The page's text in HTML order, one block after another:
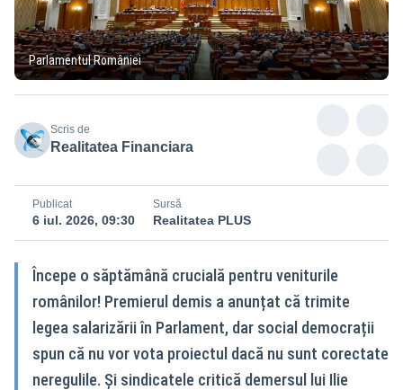
Parlamentul României
Scris de
Realitatea Financiara
Publicat
6 iul. 2026, 09:30
Sursă
Realitatea PLUS
Începe o săptămână crucială pentru veniturile
românilor! Premierul demis a anunțat că trimite
legea salarizării în Parlament, dar social democrații
spun că nu vor vota proiectul dacă nu sunt corectate
neregulile. Și sindicatele critică demersul lui Ilie